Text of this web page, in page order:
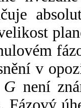
v
G není